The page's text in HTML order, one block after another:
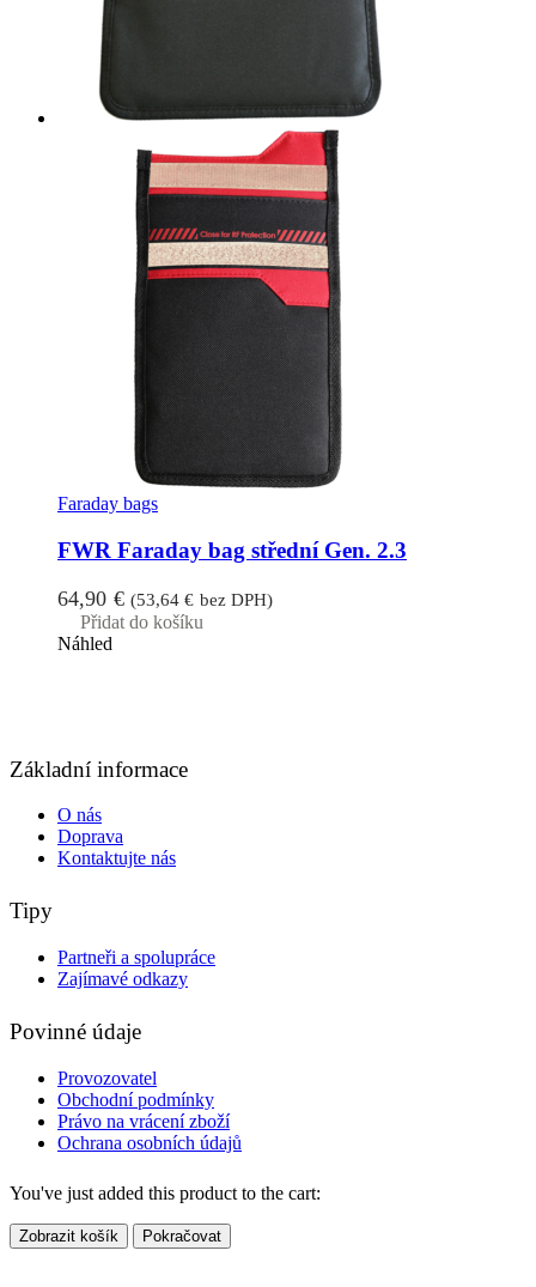
Faraday bags
FWR Faraday bag střední Gen. 2.3
64,90 € (53,64€ bez DPH)
Přidat do košíku
Náhled
Základní informace
O nás
Doprava
Kontaktujte nás
Tipy
Partneři a spolupráce
Zajímavé odkazy
Povinné údaje
Provozovatel
Obchodní podmínky
Právo na vrácení zboží
Ochrana osobních údajů
You've just added this product to the cart:
Zobrazit košík Pokračovat